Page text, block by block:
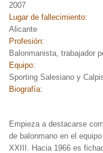
2007
Lugar de fallecimiento:
Alicante
Profesión:
Balonmanista, trabajador
Equipo:
Sporting Salesiano y
Biografía:
Empieza a destacarse
de balonmano en el
XXIII. Hacia 1966 es